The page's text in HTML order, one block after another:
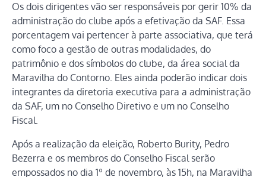
Os dois dirigentes vão ser responsáveis por gerir 10% da
administração do clube após a efetivação da SAF. Essa
porcentagem vai pertencer à parte associativa, que terá
como foco a gestão de outras modalidades, do
patrimônio e dos símbolos do clube, da área social da
Maravilha do Contorno. Eles ainda poderão indicar dois
integrantes da diretoria executiva para a administração
da SAF, um no Conselho Diretivo e um no Conselho
Fiscal.
Após a realização da eleição, Roberto Burity, Pedro
Bezerra e os membros do Conselho Fiscal serão
empossados no dia 1º de novembro, às 15h, na Maravilha